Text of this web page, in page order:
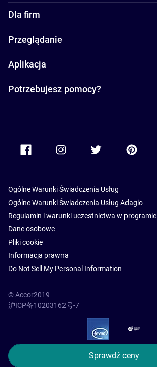
Sprawdź ceny
Dla firm
Przeglądanie
Aplikacja
Potrzebujesz pomocy?
Ogólne Warunki Świadczenia Usług
Ogólne Warunki Świadczenia Usług Adagio
Regulamin i warunki uczestnictwa w programie
Dane osobowe
Pliki cookie
Informacja prawna
Do Not Sell My Personal Information
© Accor2019
沪ICP备10203162号-7